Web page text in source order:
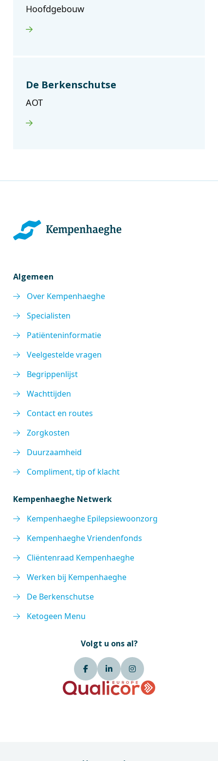
Hoofdgebouw
De Berkenschutse
AOT
Algemeen
Over Kempenhaeghe
Specialisten
Patiënteninformatie
Veelgestelde vragen
Begrippenlijst
Wachttijden
Contact en routes
Zorgkosten
Duurzaamheid
Compliment, tip of klacht
Kempenhaeghe Netwerk
Kempenhaeghe Epilepsiewoonzorg
Kempenhaeghe Vriendenfonds
Cliëntenraad Kempenhaeghe
Werken bij Kempenhaeghe
De Berkenschutse
Ketogeen Menu
Volgt u ons al?